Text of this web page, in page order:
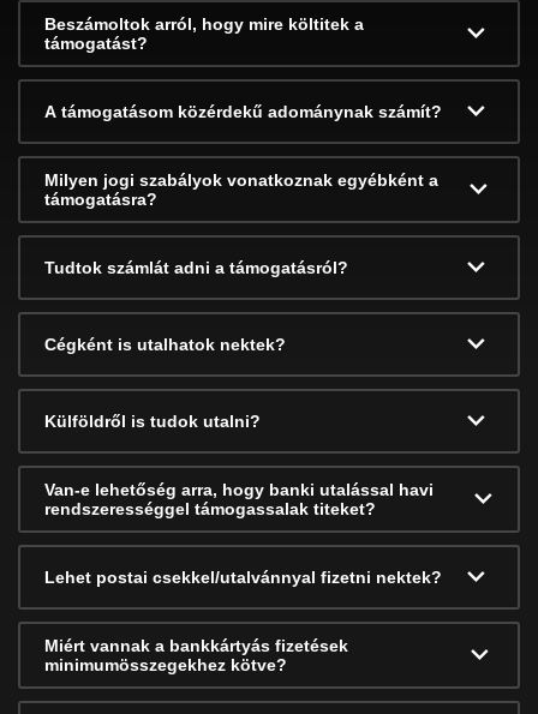
Beszámoltok arról, hogy mire költitek a
támogatást?
A támogatásom közérdekű adománynak számít?
Milyen jogi szabályok vonatkoznak egyébként a
támogatásra?
Tudtok számlát adni a támogatásról?
Cégként is utalhatok nektek?
Külföldről is tudok utalni?
Van-e lehetőség arra, hogy banki utalással havi
rendszerességgel támogassalak titeket?
Lehet postai csekkel/utalvánnyal fizetni nektek?
Miért vannak a bankkártyás fizetések
minimumösszegekhez kötve?